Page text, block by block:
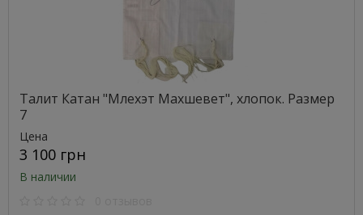
Талит Катан "Млехэт Махшевет", хлопок. Размер
7
Цена
3 100 грн
В наличии